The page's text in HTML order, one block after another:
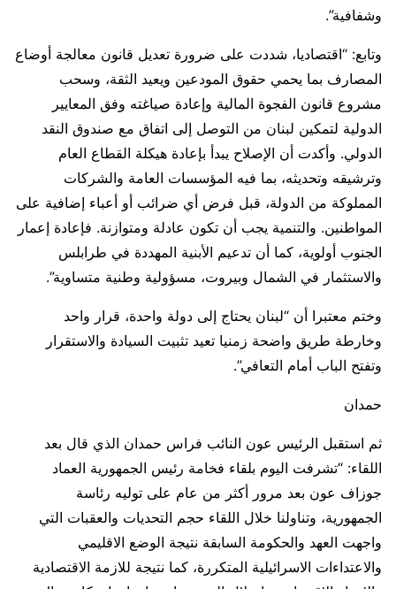
وشفافية”.
وتابع: “اقتصاديا، شددت على ضرورة تعديل قانون معالجة أوضاع
المصارف بما يحمي حقوق المودعين ويعيد الثقة، وسحب
مشروع قانون الفجوة المالية وإعادة صياغته وفق المعايير
الدولية لتمكين لبنان من التوصل إلى اتفاق مع صندوق النقد
الدولي. وأكدت أن الإصلاح يبدأ بإعادة هيكلة القطاع العام
وترشيقه وتحديثه، بما فيه المؤسسات العامة والشركات
المملوكة من الدولة، قبل فرض أي ضرائب أو أعباء إضافية على
المواطنين. والتنمية يجب أن تكون عادلة ومتوازنة. فإعادة إعمار
الجنوب أولوية، كما أن تدعيم الأبنية المهددة في طرابلس
والاستثمار في الشمال وبيروت، مسؤولية وطنية متساوية”.
وختم معتبرا أن “لبنان يحتاج إلى دولة واحدة، قرار واحد
وخارطة طريق واضحة زمنيا تعيد تثبيت السيادة والاستقرار
وتفتح الباب أمام التعافي”.
حمدان
ثم استقبل الرئيس عون النائب فراس حمدان الذي قال بعد
اللقاء: “تشرفت اليوم بلقاء فخامة رئيس الجمهورية العماد
جوزاف عون بعد مرور أكثر من عام على توليه رئاسة
الجمهورية، وتناولنا خلال اللقاء حجم التحديات والعقبات التي
واجهت العهد والحكومة السابقة نتيجة الوضع الاقليمي
والاعتداءات الاسرائيلية المتكررة، كما نتيجة للازمة الاقتصادية